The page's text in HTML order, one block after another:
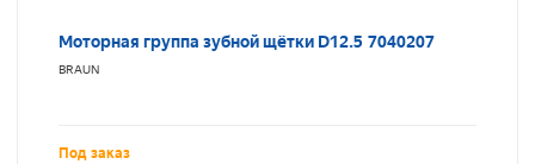
Моторная группа зубной щётки D12.5 7040207
BRAUN
Под заказ